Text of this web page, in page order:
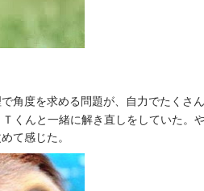
角度を求める問題が、自力でたくさ
くんと一緒に解き直しをしていた。
て感じた。